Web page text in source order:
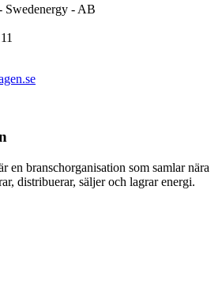
Swedenergy - AB
en branschorganisation som samlar nära
distribuerar, säljer och lagrar energi.